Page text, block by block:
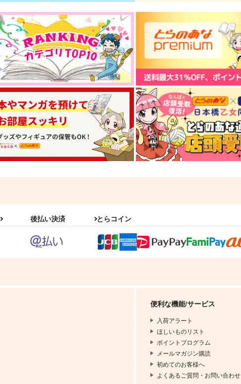
後払い決済 とらコイン
便利な機能/サービス
入荷アラート
ほしいものリスト
ポイントプログラム
メールマガジン購読
初めてのお客様へ
よくあるご質問・お問い合わせ